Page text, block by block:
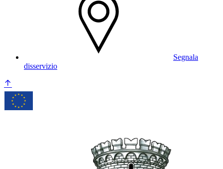
Segnala
disservizio